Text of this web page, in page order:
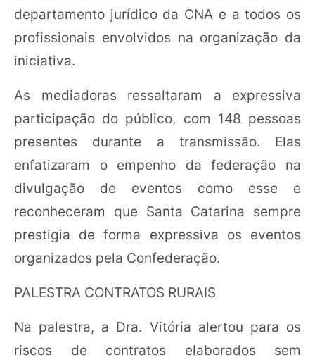
departamento jurídico da CNA e a todos os
profissionais envolvidos na organização da
iniciativa.
As mediadoras ressaltaram a expressiva
participação do público, com 148 pessoas
presentes durante a transmissão. Elas
enfatizaram o empenho da federação na
divulgação de eventos como esse e
reconheceram que Santa Catarina sempre
prestigia de forma expressiva os eventos
organizados pela Confederação.
PALESTRA CONTRATOS RURAIS
Na palestra, a Dra. Vitória alertou para os
riscos de contratos elaborados sem